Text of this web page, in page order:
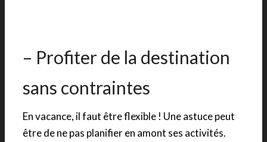
– Profiter de la destination
sans contraintes
En vacance, il faut être flexible ! Une astuce peut
être de ne pas planifier en amont ses activités.